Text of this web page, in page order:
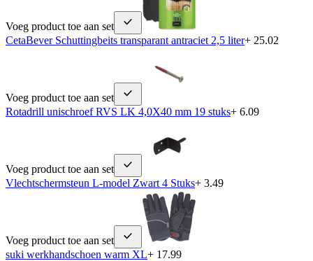
Voeg product toe aan set
CetaBever Schuttingbeits transparant antraciet 2,5 liter+ 25.02
Voeg product toe aan set
Rotadrill unischroef RVS LK 4,0X40 mm 19 stuks+ 6.09
Voeg product toe aan set
Vlechtschermsteun L-model Zwart 4 Stuks+ 3.49
Voeg product toe aan set
suki werkhandschoen warm XL+ 17.99